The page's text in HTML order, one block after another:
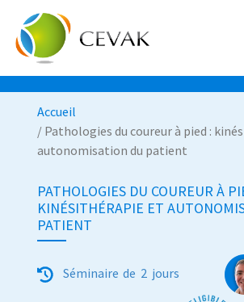
Accueil
/ Pathologies du coureur à pied :
autonomisation du patient
PATHOLOGIES DU COUREUR À
KINÉSITHÉRAPIE ET
PATIENT
Séminaire de 2 jours